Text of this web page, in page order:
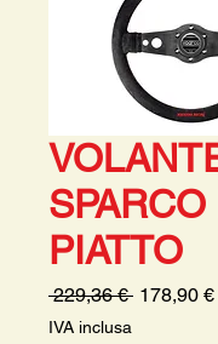
PIATTO
229,36 € Prezzo
178,90 €
IVA inclusa